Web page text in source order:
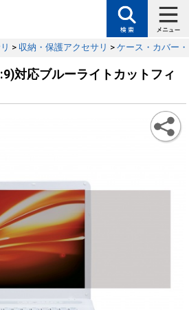
> 収納・保護アクセサリ > ケース・カバー
対応ブルーライトカットフィ